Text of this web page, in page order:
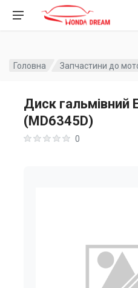
Головна Запчастини до
Диск гальмівний
(MD6345D)
0